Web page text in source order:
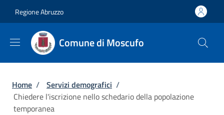
Regione Abruzzo
Comune di Moscufo
Briciole di pane
Home / Servizi demografici /
Chiedere l'iscrizione nello schedario della popolazione
temporanea